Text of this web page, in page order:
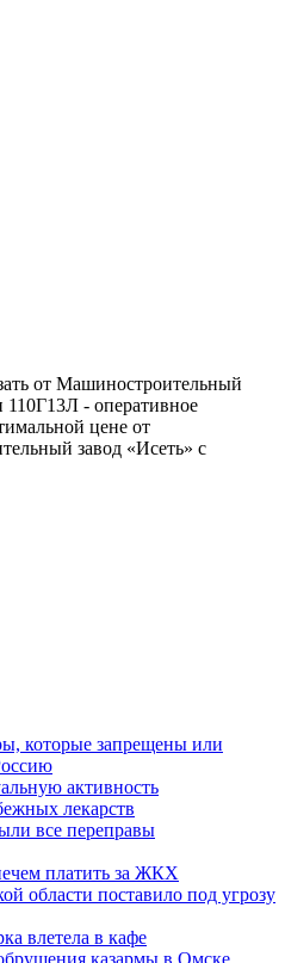
от Машиностроительный
110Г13Л - оперативное
цене от
завод «Исеть» с
которые запрещены или
активность
лекарств
все переправы
платить за ЖКХ
области поставило под угрозу
влетела в кафе
казармы в Омске